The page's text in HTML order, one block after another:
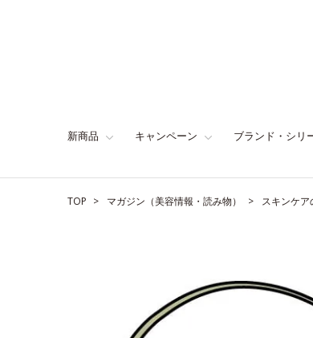
新商品 キャンペーン ブランド・シリ
TOP マガジン（美容情報・読み物） スキンケア